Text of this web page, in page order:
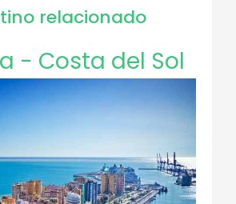
relacionado
- Costa del Sol